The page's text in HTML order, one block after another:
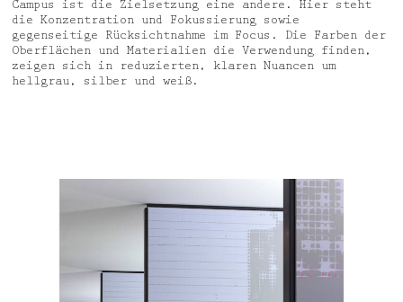
Campus ist die Zielsetzung eine andere. Hier steht
die Konzentration und Fokussierung sowie
gegenseitige Rücksichtnahme im Focus. Die Farben der
Oberflächen und Materialien die Verwendung finden,
zeigen sich in reduzierten, klaren Nuancen um
hellgrau, silber und weiß.